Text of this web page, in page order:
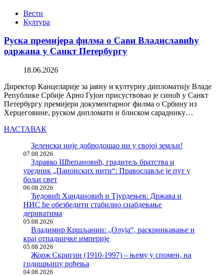
Вести
Култура
Руска премијера филма о Сави Владиславићу
одржана у Санкт Петербургу
18.06.2026
Директор Канцеларије за јавну и културну дипломатију Владе
Републике Србије Арно Гујон присуствовао је синоћ у Санкт
Петербургу премијери документарног филма о Србину из
Херцеговине, руском дипломати и блиском сараднику…
НАСТАВАК
Зеленски није добродошао ни у својој земљи!
07.08.2026
Здравко Шћепановић, градитељ братства и
уредник „Панонских нити“: Православље је пут у
бољи свет
06.08.2026
Ђедовић Хандановић и Тјурдењев: Држава и
НИС ће обезбедити стабилно снабдевање
дериватима
05.08.2026
Владимир Кршљанин: „Олуја“, раскринкавање и
крај отпадничке империје
05.08.2026
Жорж Скригин (1910-1997) – њему у спомен, на
годишњицу рођења
04.08.2026